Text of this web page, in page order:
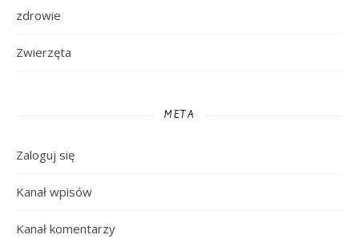
zdrowie
Zwierzęta
META
Zaloguj się
Kanał wpisów
Kanał komentarzy